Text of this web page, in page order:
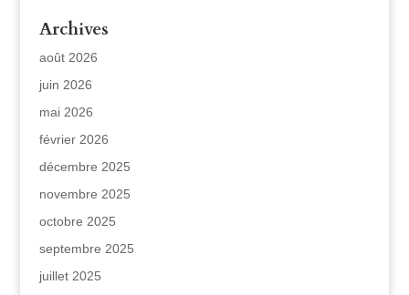
Archives
août 2026
juin 2026
mai 2026
février 2026
décembre 2025
novembre 2025
octobre 2025
septembre 2025
juillet 2025